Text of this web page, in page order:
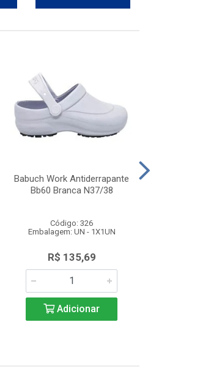
Babuch Work Antiderrapante
Bb60 Branca N37/38
Código: 326
Embalagem: UN - 1X1UN
R$ 135,69
Adicionar